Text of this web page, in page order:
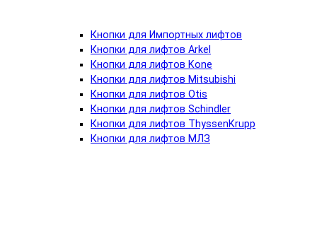
Кнопки для Импортных лифтов
Кнопки для лифтов Arkel
Кнопки для лифтов Kone
Кнопки для лифтов Mitsubishi
Кнопки для лифтов Otis
Кнопки для лифтов Schindler
Кнопки для лифтов ThyssenKrupp
Кнопки для лифтов МЛЗ